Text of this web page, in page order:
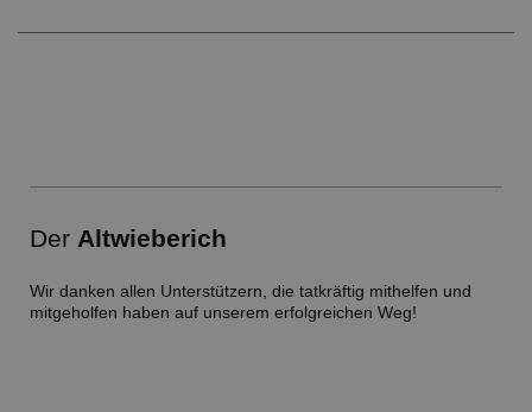
Der Altwieberich
Wir danken allen Unterstützern, die tatkräftig mithelfen und
mitgeholfen haben auf unserem erfolgreichen Weg!